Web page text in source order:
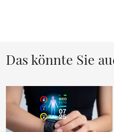
Das könnte Sie